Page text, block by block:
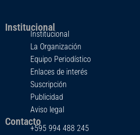
Institucional
Institucional
La Organización
Equipo Periodístico
Enlaces de interés
Suscripción
Publicidad
Aviso legal
Contacto
+595 994 488 245